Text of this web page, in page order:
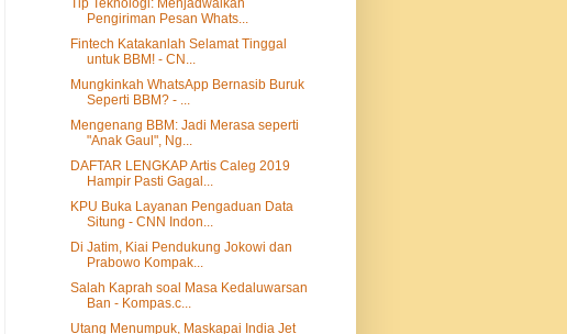
Tip Teknologi: Menjadwalkan
Pengiriman Pesan Whats...
Fintech Katakanlah Selamat Tinggal
untuk BBM! - CN...
Mungkinkah WhatsApp Bernasib Buruk
Seperti BBM? - ...
Mengenang BBM: Jadi Merasa seperti
"Anak Gaul", Ng...
DAFTAR LENGKAP Artis Caleg 2019
Hampir Pasti Gagal...
KPU Buka Layanan Pengaduan Data
Situng - CNN Indon...
Di Jatim, Kiai Pendukung Jokowi dan
Prabowo Kompak...
Salah Kaprah soal Masa Kedaluwarsan
Ban - Kompas.c...
Utang Menumpuk, Maskapai India Jet